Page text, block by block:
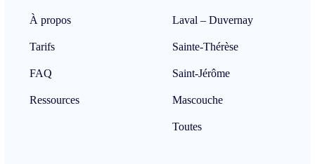
À propos
Tarifs
FAQ
Ressources
Laval – Duvernay
Sainte-Thérèse
Saint-Jérôme
Mascouche
Toutes